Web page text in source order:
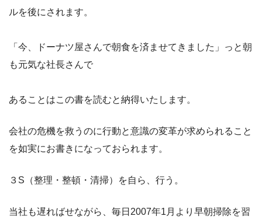
ルを後にされます。
「今、ドーナツ屋さんで朝食を済ませてきました」っと朝
も元気な社長さんで
あることはこの書を読むと納得いたします。
会社の危機を救うのに行動と意識の変革が求められること
を如実にお書きになっておられます。
３S（整理・整頓・清掃）を自ら、行う。
当社も遅ればせながら、毎日2007年1月より早朝掃除を習